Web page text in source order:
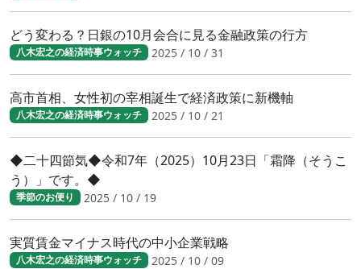
どう変わる？日銀の10月会合に見る金融政策の行方
八木宏之の経済時事ウォッチ 2025 / 10 / 31
高市首相、女性初の宰相誕生で経済政策に新機軸
八木宏之の経済時事ウォッチ 2025 / 10 / 21
◆二十四節気◆令和7年（2025）10月23日「霜降（そうこ
う）」です。◆
季節のお便り 2025 / 10 / 19
実質賃金マイナス時代の中小企業戦略
八木宏之の経済時事ウォッチ 2025 / 10 / 09